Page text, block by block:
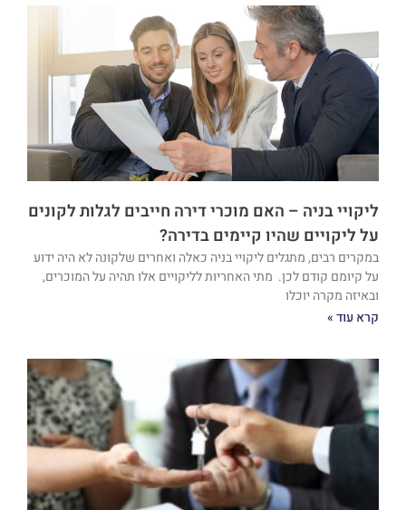
ליקויי בניה – האם מוכרי דירה חייבים לגלות לקונים
על ליקויים שהיו קיימים בדירה?
במקרים רבים, מתגלים ליקויי בניה כאלה ואחרים שלקונה לא היה ידוע
על קיומם קודם לכן. מתי האחריות לליקויים אלו תהיה על המוכרים,
ובאיזה מקרה יוכלו
קרא עוד »